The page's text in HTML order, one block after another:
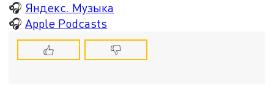
🎧 Яндекс. Музыка
🎧Apple Podcasts